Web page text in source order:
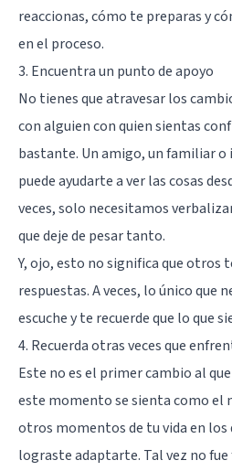
reaccionas, cómo te preparas y
en el proceso.
3. Encuentra un punto de apoyo
No tienes que atravesar los
con alguien con quien sientas
bastante. Un amigo, un familiar
puede ayudarte a ver las cosas
veces, solo necesitamos
que deje de pesar tanto.
Y, ojo, esto no significa que otros
respuestas. A veces, lo único que
escuche y te recuerde que lo que
4. Recuerda otras veces que
Este no es el primer cambio al
este momento se sienta como el
otros momentos de tu vida en los
lograste adaptarte. Tal vez no